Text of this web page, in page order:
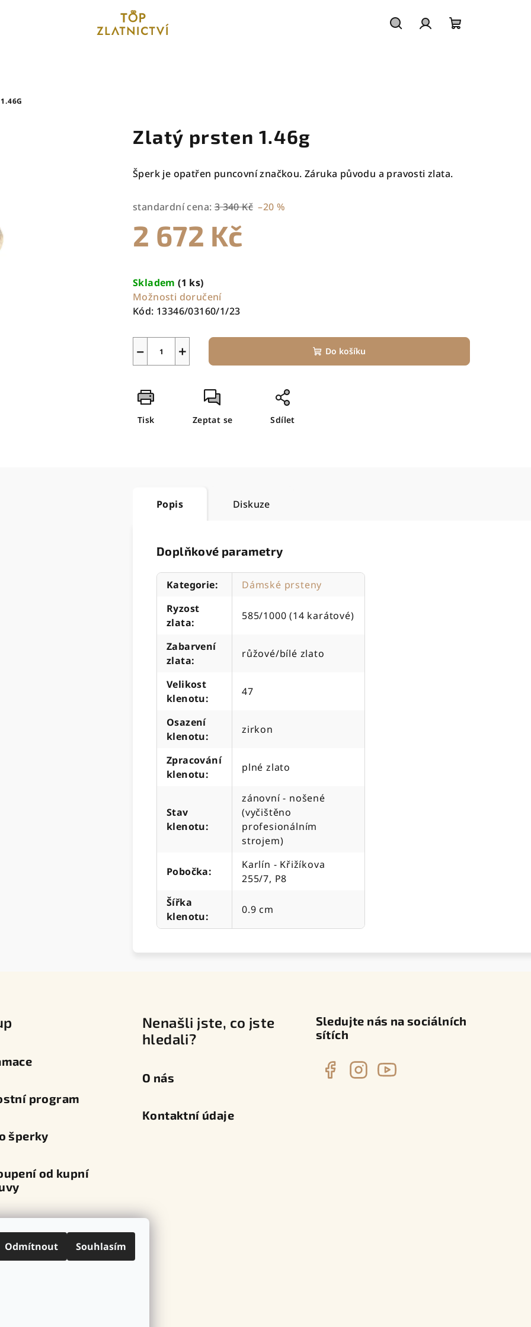
Odmítnout Souhlasím
Zlatý prsten 1.46g
Šperk je opatřen puncovní značkou. Záruka původu a pravosti zlata.
standardní cena: 3 340 Kč –20 %
2 672 Kč
cena:
Skladem(1 ks)
Možnosti doručení
Kód: 13346/03160/1/23
+
− Do košíku
Tisk Zeptat se Sdílet
Popis Diskuze
Doplňkové parametry
Kategorie:
Dámské prsteny
Ryzost
zlata:
585/1000 (14 karátové)
Zabarvení
zlata:
růžové/bílé zlato
Velikost
klenotu:
47
Osazení
klenotu:
zirkon
Zpracování
klenotu:
plné zlato
Stav
klenotu:
zánovní - nošené
(vyčištěno
profesionálním
strojem)
Pobočka:
Karlín - Křižíkova
255/7, P8
Šířka
klenotu:
0.9 cm
program
šperky
od kupní
místa
Nenašli jste, co jste
hledali?
O nás
Kontaktní údaje
Sledujte nás na sociálních
sítích